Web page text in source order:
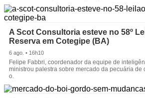
A Scot Consultoria esteve no 58º
Reserva em Cotegipe (BA)
6 ago. • 16h10
Felipe Fabbri, coordenador da equipe de
ministrou palestra sobre mercado da pecuária de
o.